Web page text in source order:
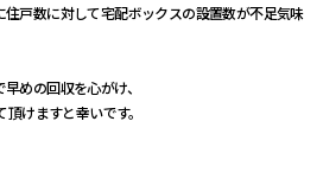
戸数に対して宅配ボックスの設置数が不足気味
めの回収を心がけ、
けますと幸いです。